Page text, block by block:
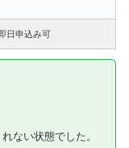
日申込み可
ない状態でした。